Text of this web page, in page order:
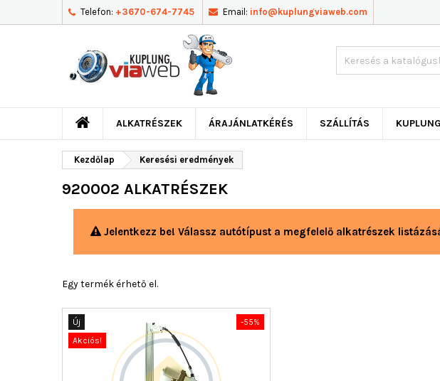
Telefon: +3670-674-7745 Email: info@kuplungviaweb.com
ALKATRÉSZEK ÁRAJÁNLATKÉRÉS SZÁLLÍTÁS
Kezdőlap Keresési eredmények
920002 ALKATRÉSZEK
Jelentkezz be! Válassz autótípust a megfelelő alkatrészek
Egy termék érhető el.
-55%
Új
Akciós!